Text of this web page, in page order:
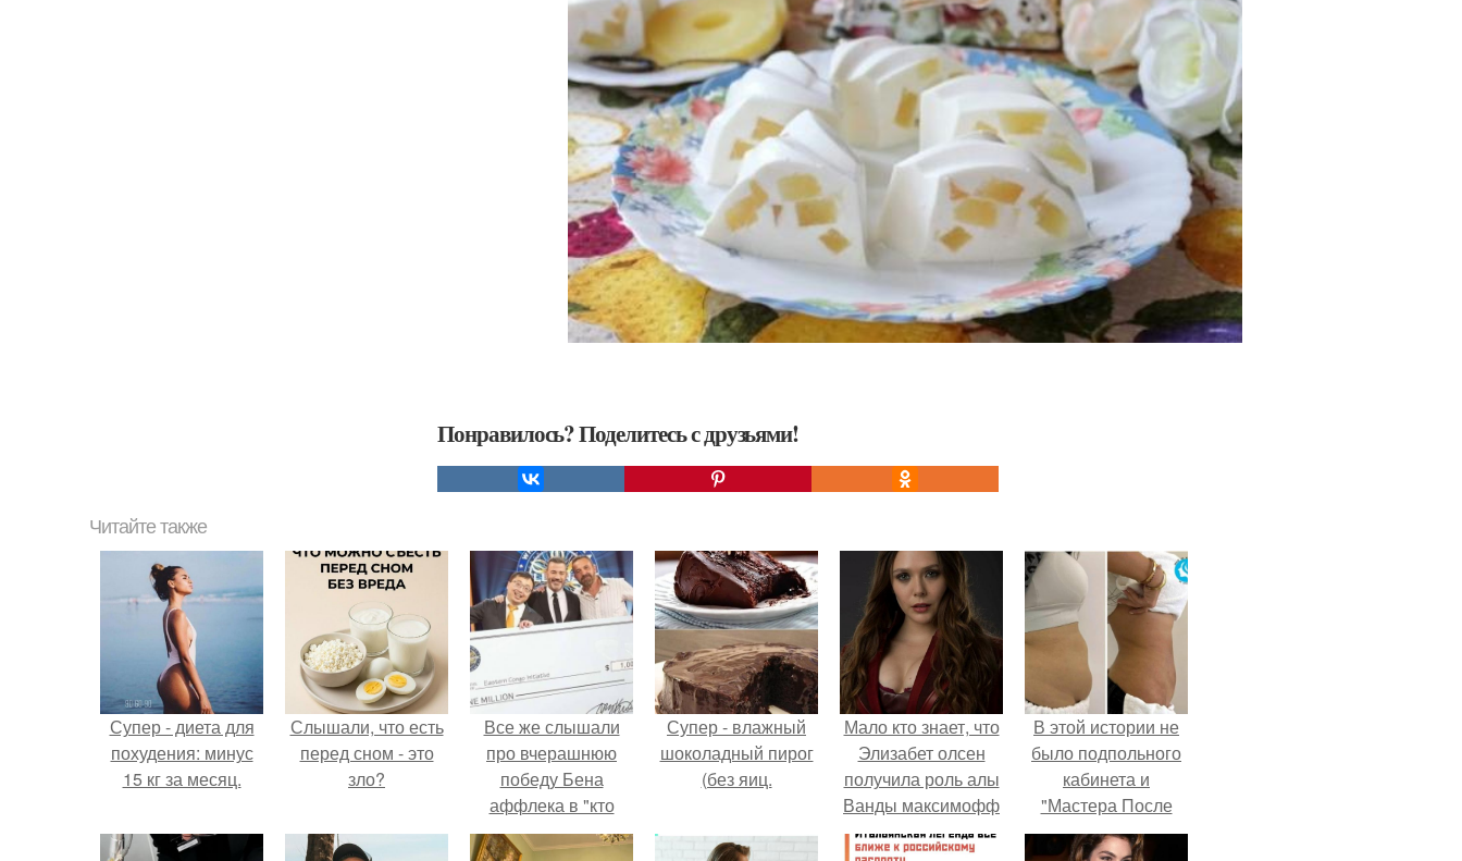
Понравилось? Поделитесь с друзьями!
Читайте также
Супер - диета для
похудения: минус
15 кг за месяц.
Слышали, что есть
перед сном - это
зло?
Все же слышали
про вчерашнюю
победу Бена
аффлека в "кто
хочет стать
Супер - влажный
шоколадный пирог
(без яиц.
Мало кто знает, что
Элизабет олсен
получила роль алы
Ванды максимофф
не сразу.
В этой истории не
было подпольного
кабинета и
"Мастера После
Двухнедельных